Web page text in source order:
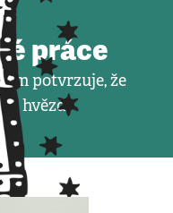
práce
potvrzuje, že
hvězd